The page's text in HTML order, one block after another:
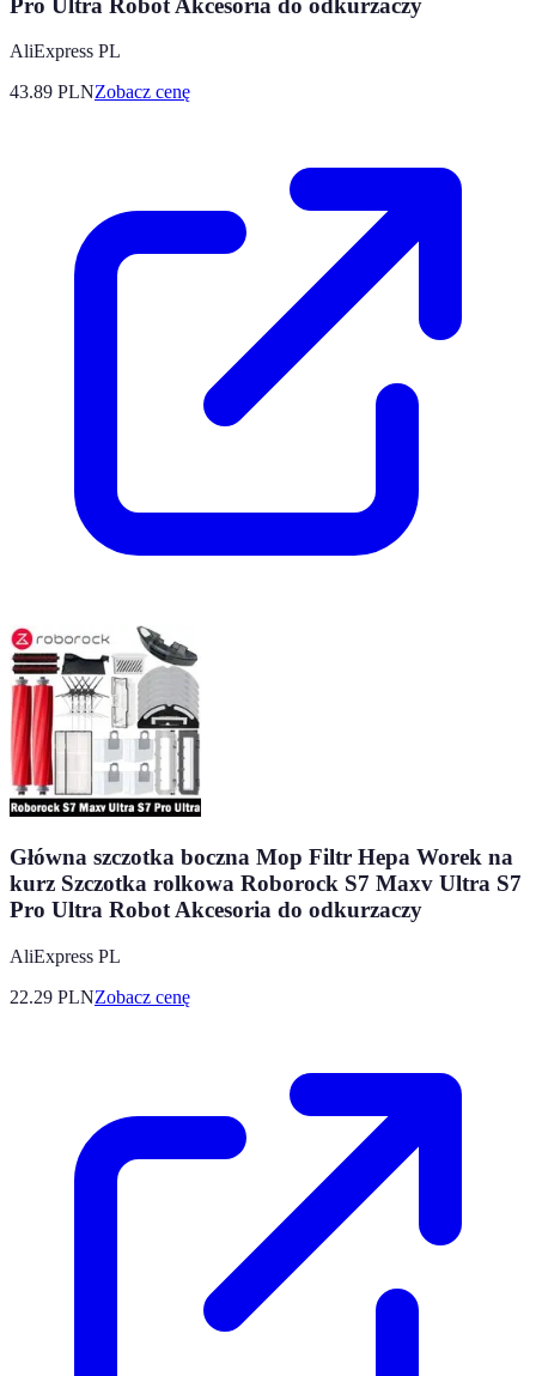
AliExpress PL
43.89 PLNZobacz cenę
Główna szczotka boczna Mop Filtr Hepa Worek na
kurz Szczotka rolkowa Roborock S7 Maxv Ultra S7
Pro Ultra Robot Akcesoria do odkurzaczy
AliExpress PL
22.29 PLNZobacz cenę